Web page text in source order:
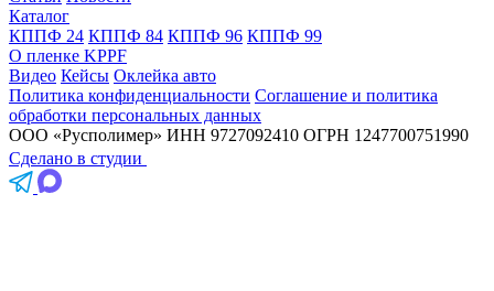
Катало
КППФ 24 КППФ 84 КППФ 96 КППФ 99
О пленке KPPF
Видео Кейсы Оклейка авто
Политика конфиденциальности Соглашение и политика
обработки персональных данных
ООО «Русполимер» ИНН 9727092410 ОГРН 1247700751990
Сделано в студии